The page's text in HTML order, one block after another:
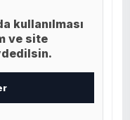
kullanılması
ve site